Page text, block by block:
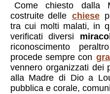
Come chiesto dalla
costruite delle chiese
tra cui molti malati, in
verificati diversi
riconoscimento
procede sempre con
vennero organizzati dei
alla Madre di Dio a
pubblica e corale,